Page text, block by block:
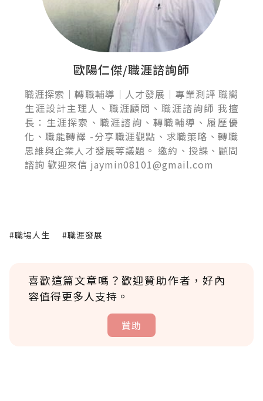
歐陽仁傑/職涯諮詢師
職涯探索｜轉職輔導｜人才發展｜專業測評 職嚮
生涯設計主理人、職涯顧問、職涯諮詢師 我擅
長：生涯探索、職涯諮詢、轉職輔導、履歷優
化、職能轉譯 -分享職涯觀點、求職策略、轉職
思維與企業人才發展等議題。 邀約、授課、顧問
諮詢 歡迎來信 jaymin08101@gmail.com
#職場人生 #職涯發展
喜歡這篇文章嗎？歡迎贊助作者，好內
容值得更多人支持。
贊助